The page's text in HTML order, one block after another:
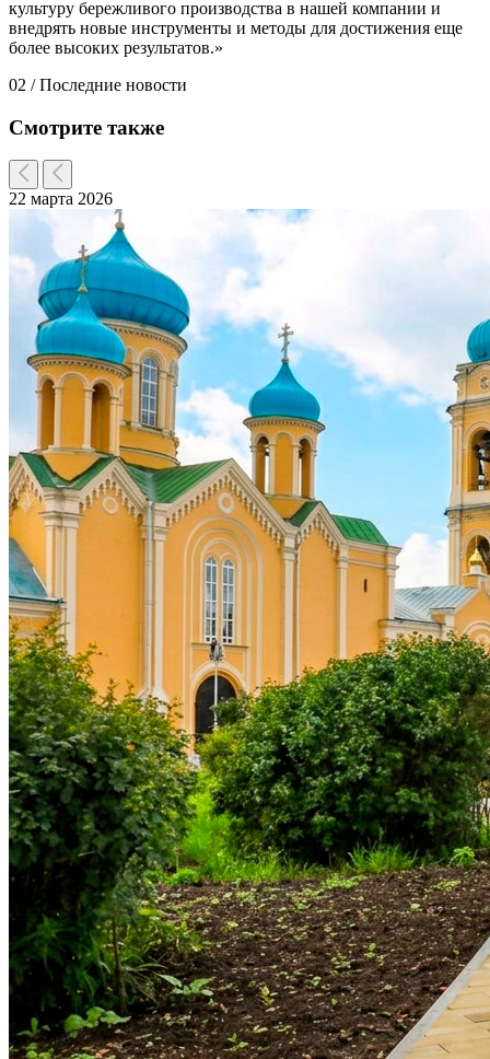
культуру бережливого производства в нашей компании и
внедрять новые инструменты и методы для достижения еще
более высоких результатов.»
02 /Последние новости
Смотрите также
22 марта 2026